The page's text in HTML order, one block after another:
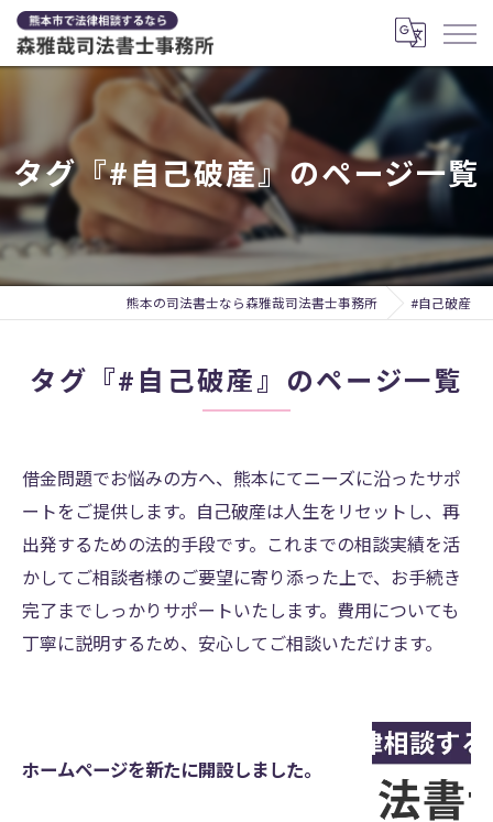
タグ『#自己破産』のページ一覧
熊本の司法書士なら森雅哉司法書士事務所 #自己破産
タグ『#自己破産』のページ一覧
借金問題でお悩みの方へ、熊本にてニーズに沿ったサポ
ートをご提供します。自己破産は人生をリセットし、再
出発するための法的手段です。これまでの相談実績を活
かしてご相談者様のご要望に寄り添った上で、お手続き
完了までしっかりサポートいたします。費用についても
丁寧に説明するため、安心してご相談いただけます。
ホームページを新たに開設しました。